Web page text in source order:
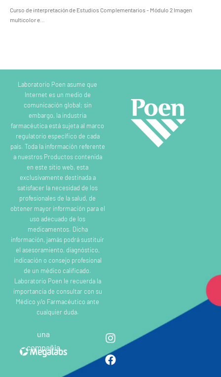
Curso de interpretación de Estudios Complementarios - Módulo 2 Imagen
multicolor e…
Laboratorio Poen asume que
Internet es un medio de
comunicación global; sin
embargo, la industria
farmacéutica está sujeta al marco
regulatorio específico de cada
país. Toda la información referente
a nuestros Productos contenida
en este sitio web, esta
exclusivamente destinada a
satisfacer la necesidad de los
profesionales de la salud, de
obtener mayor información para el
uso adecuado de los
medicamentos. Dicha
información, jamás podrá sustituir
el asesoramiento, diagnóstico,
indicación o consejo profesional
de un médico calificado.
Laboratorio Poen le recuerda la
importancia de consultar con su
Médico y/o Farmacéutico ante
cualquier duda.
una
compañia